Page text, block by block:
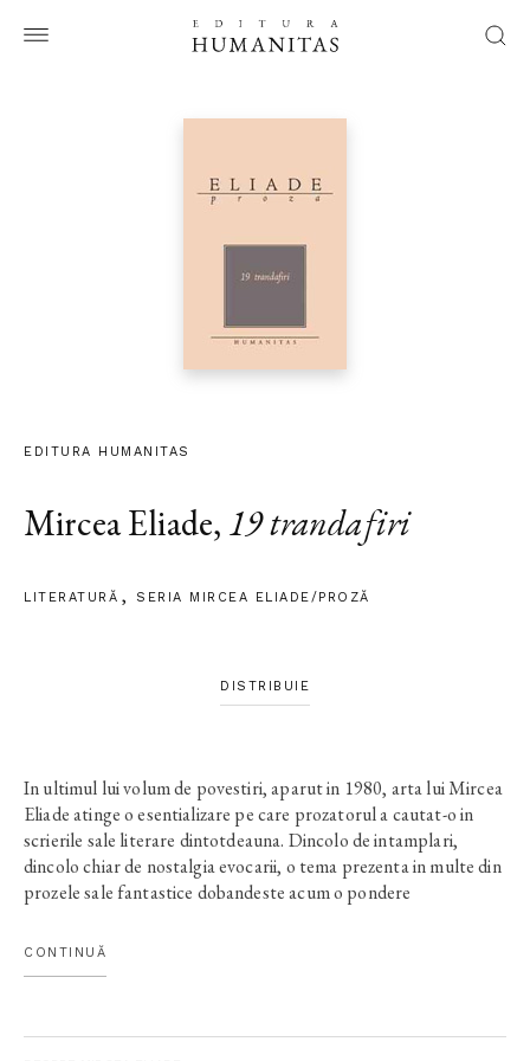
EDITURA HUMANITAS
Mircea Eliade, 19 trandafiri
LITERATURĂ SERIA MIRCEA ELIADE/PROZĂ
DISTRIBUIE
In ultimul lui volum de povestiri, aparut in 1980, arta lui Mircea
Eliade atinge o esentializare pe care prozatorul a cautat-o in
scrierile sale literare dintotdeauna. Dincolo de intamplari,
dincolo chiar de nostalgia evocarii, o tema prezenta in multe din
prozele sale fantastice dobandeste acum o pondere
sunt oamenii obisnuiti de altadata, incercati de intamplari
enigmatice si pline de semnificatii, ci scriitori, artisti sau
CONTINUĂ